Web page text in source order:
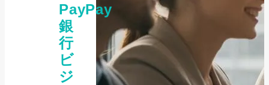
PayPay
銀
行
ビ
ジ